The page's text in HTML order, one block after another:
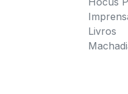
Livros